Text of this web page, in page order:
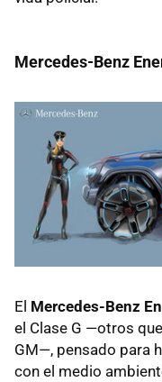
Mercedes-Benz
El Mercedes-Benz
el Clase G —otros
GM—, pensado para
con el medio